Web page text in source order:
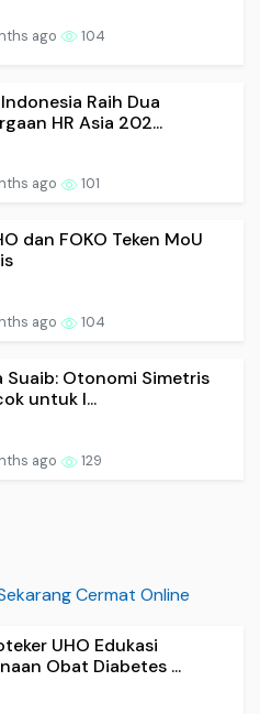
ago 104
Raih Dua
HR Asia 202...
ago 101
dan FOKO Teken MoU
ago 104
Suaib: Otonomi Simetris
untuk I...
ago 129
Cermat Online
UHO Edukasi
Obat Diabetes ...